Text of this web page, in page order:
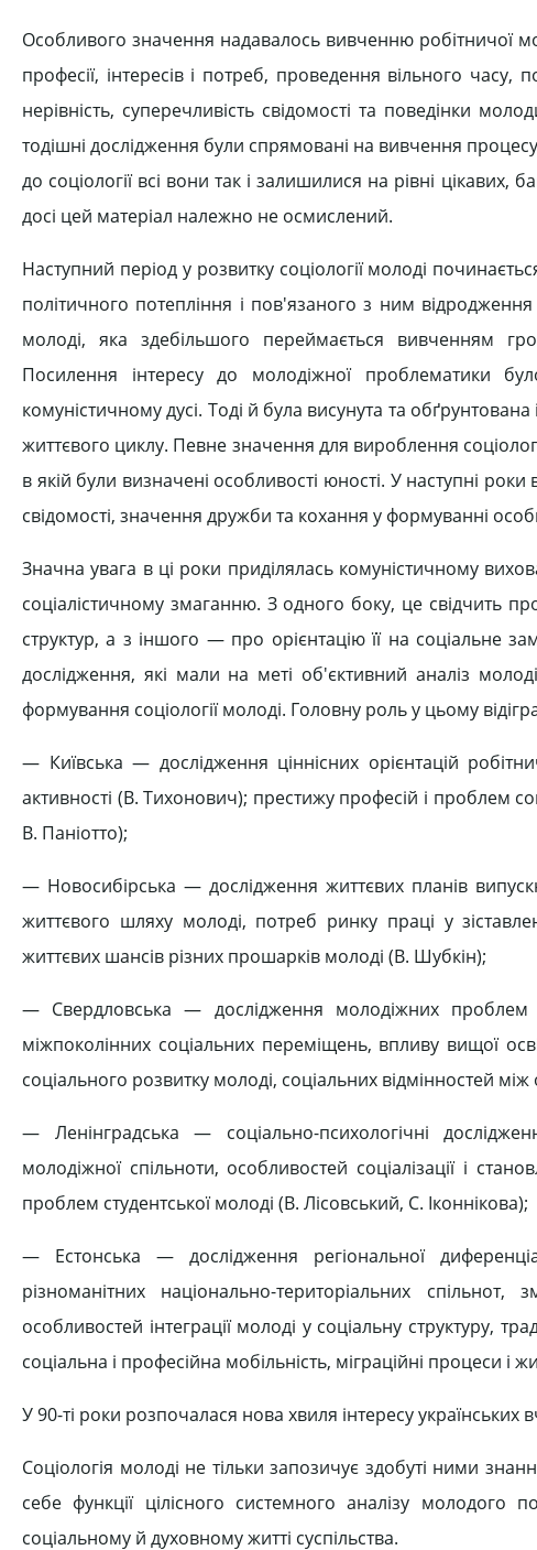
Особливого значення надавалось вивченню робітничої
професії, інтересів і потреб, проведення вільного
нерівність, суперечливість свідомості та поведінки
тодішні дослідження були спрямовані на вивчення
до соціології всі вони так і залишилися на рівні
досі цей матеріал належно не осмислений.
Наступний період у розвитку соціології молоді
політичного потепління і пов'язаного з ним відродження
молоді, яка здебільшого переймається вивченням
Посилення інтересу до молодіжної проблематики
комуністичному дусі. Тоді й була висунута та
життєвого циклу. Певне значення для вироблення
в якій були визначені особливості юності. У наступні
свідомості, значення дружби та кохання у формуванні
Значна увага в ці роки приділялась комуністичному
соціалістичному змаганню. З одного боку, це свідчить
структур, а з іншого — про орієнтацію її на соціальне
дослідження, які мали на меті об'єктивний аналіз
формування соціології молоді. Головну роль у цьому
— Київська — дослідження ціннісних орієнтацій
активності (В. Тихонович); престижу професій і проблем
В. Паніотто);
— Новосибірська — дослідження життєвих планів
життєвого шляху молоді, потреб ринку праці у
життєвих шансів різних прошарків молоді (В. Шубкін);
— Свердловська — дослідження молодіжних проблем у
міжпоколінних соціальних переміщень, впливу вищої
соціального розвитку молоді, соціальних відмінностей
— Ленінградська — соціально-психологічні
молодіжної спільноти, особливостей соціалізації і
проблем студентської молоді (В. Лісовський, С. Іконнікова);
— Естонська — дослідження регіональної
різноманітних національно-територіальних
особливостей інтеграції молоді у соціальну структуру,
соціальна і професійна мобільність, міграційні процеси і
У 90-ті роки розпочалася нова хвиля інтересу
Соціологія молоді не тільки запозичує здобуті ними
себе функції цілісного системного аналізу молодого
соціальному й духовному житті суспільства.